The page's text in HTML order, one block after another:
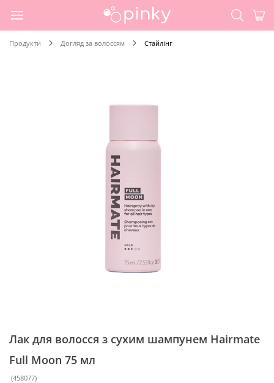
Продукти Догляд за волоссям Стайлінг
Лак для волосся з сухим шампунем Hairmate
Full Moon 75 мл
(458077)